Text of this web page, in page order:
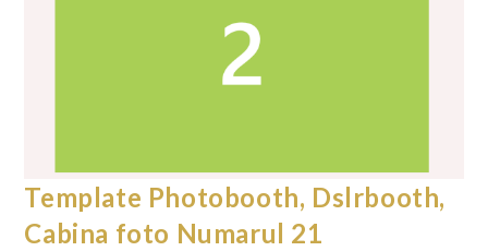
Template Photobooth, Dslrbooth,
Cabina foto Numarul 21